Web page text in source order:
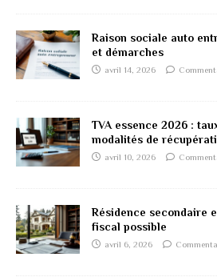
Raison sociale auto
et démarches
avril 14, 2026
TVA essence 2026 :
modalités de
avril 10, 2026
Résidence secondaire
fiscal possible
avril 6, 2026